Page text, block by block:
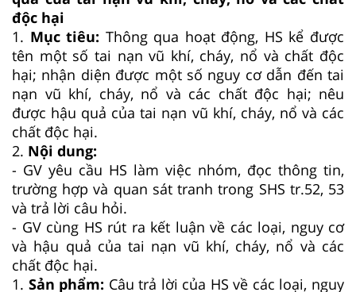
độc hại
1. Mục tiêu: Thông qua hoạt động, HS kể được
tên một số tai nạn vũ khí, cháy, nổ và chất độc
hại; nhận diện được một số nguy cơ dẫn đến tai
nạn vũ khí, cháy, nổ và các chất độc hại; nêu
được hậu quả của tai nạn vũ khí, cháy, nổ và các
chất độc hại.
2. Nội dung:
- GV yêu cầu HS làm việc nhóm, đọc thông tin,
trường hợp và quan sát tranh trong SHS tr.52, 53
và trả lời câu hỏi.
- GV cùng HS rút ra kết luận về các loại, nguy cơ
và hậu quả của tai nạn vũ khí, cháy, nổ và các
chất độc hại.
1. Sản phẩm: Câu trả lời của HS về các loại, nguy